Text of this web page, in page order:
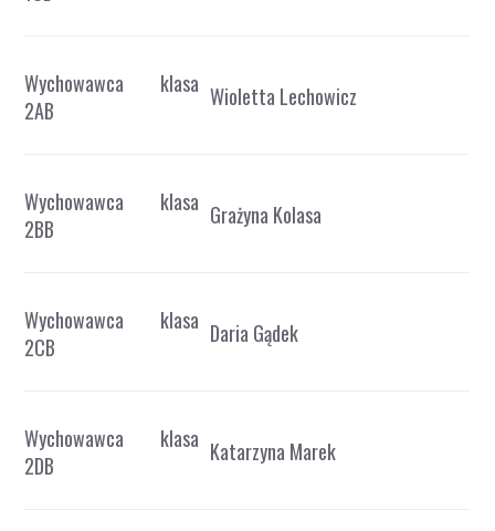
Wychowawca klasa
2AB
Wioletta Lechowicz
Wychowawca klasa
2BB
Grażyna Kolasa
Wychowawca klasa
2CB
Daria Gądek
Wychowawca klasa
2DB
Katarzyna Marek